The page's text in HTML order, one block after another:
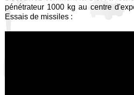
pénétrateur 1000 kg au centre
Essais de missiles :